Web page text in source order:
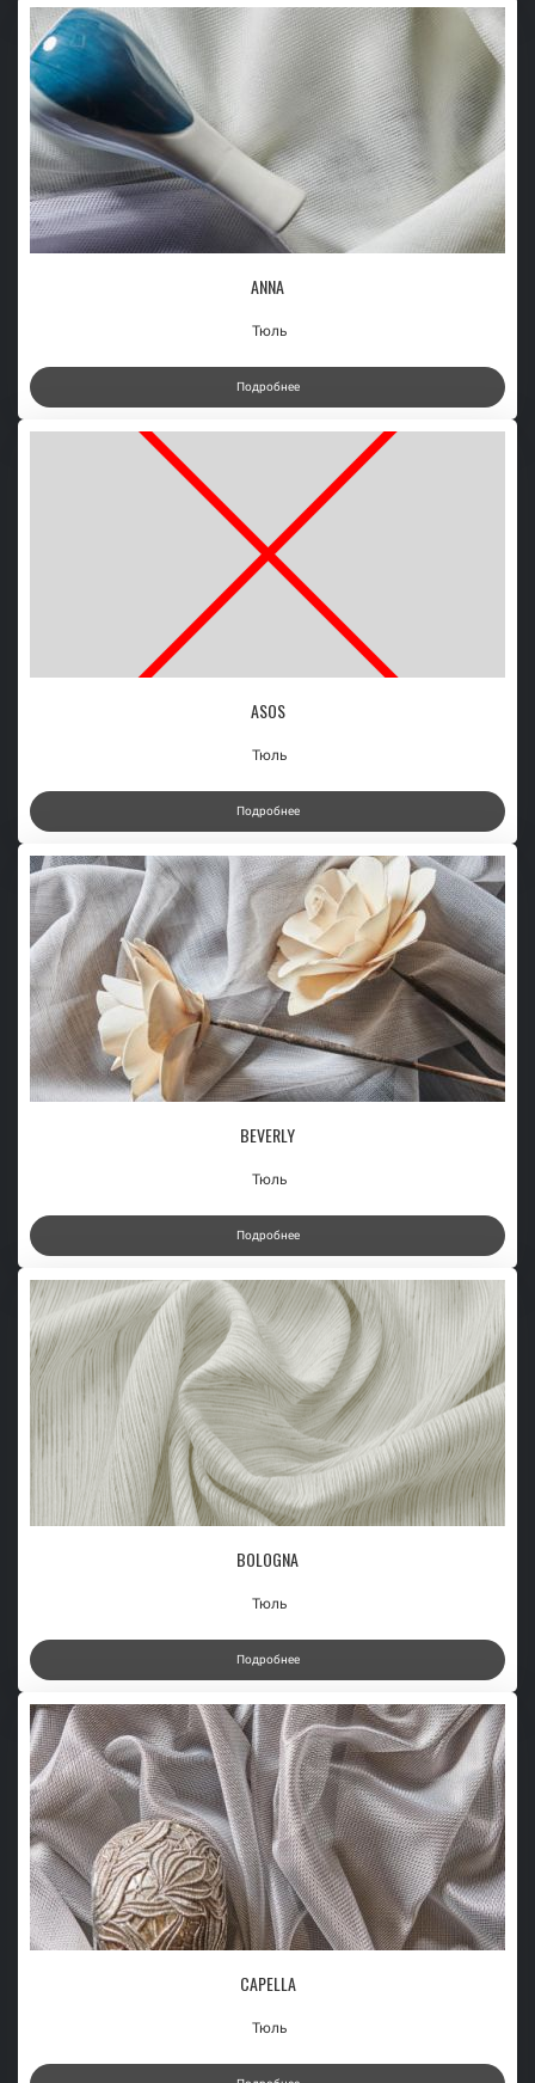
ANNA
Тюль
Подробнее
ASOS
Тюль
Подробнее
BEVERLY
Тюль
Подробнее
BOLOGNA
Тюль
Подробнее
CAPELLA
Тюль